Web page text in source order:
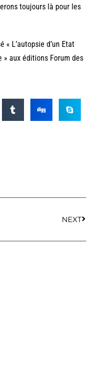
toujours là pour les
« L’autopsie d’un Etat
» aux éditions Forum des
NEXT